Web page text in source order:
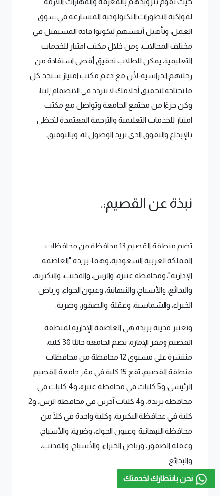
نحن بانتظارك لخدمتك
حيث تقوم بتزويدهم بالمعرفة والمهارات اللازمة
لمواكبة التطورات التكنولوجية المتسارعة في سوق
العمل، وتأهيل أنفسهم ليكونوا قادة المستقبل في
مختلف المجالات، ومن خلال مكتب امتياز للخدمات
التعليمية، يمكن للطلاب تحقيق أقصى استفادة من
رحلتهم الدراسية؛ لأن مع دعم مكتب امتياز ستجد كل
ما تحتاجه لتحقيق أحلامك لا تتردد في الانضمام إلينا،
وكن جزءًا من مجتمع الجامعة وتواصل مع مكتب
امتياز للخدمات التعليمية والترجمة المعتمدة لتحظى
بالإبداع والتفوق الذي تريد الوصول له، وبالتوفيق.
نبذة عن القصيم:.
تضم منطقة القصيم 13 محافظة من محافظات
المملكة العربية السعودية، وهما؛ بريدة "العاصمة
الإدارية"، ومحافظة عنيزة، والرس، والمذنب، والبكيرية،
والبدائع، والأسياح، والنبهانية، وعيون الجواء، ورياض
الخبراء، والشماسية، وعقلة، والصقور، وضرية.
وتعتبر مدينة بريدة هي العاصمة الإدارية لمنطقة
القصيم ومقر الإمارة، تضم الجامعة حاليًا 38 كلية،
منتشرة على مستوى 12 محافظة من محافظات
منطقة القصيم، تقع 15 كلية في مقر جامعة القصيم
الرئيسي، و5 كليات في محافظة عنيزة، و4 كليات في
محافظة بريدة، و4 كليات آخرين في محافظة الرس، و2
كلية في محافظة البكيرية، وكلية واحدة في كلًا من
محافظة النبهانية، وعيون الجواء، وضرية، والأسياح،
وعقلة الصقور، ورياض الخبراء، والأسياح، والمذنب،
والبدائع.